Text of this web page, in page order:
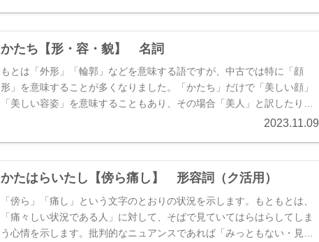
すが、建物や風景などに用いると（３）の意味になります。
かたち【形・容・貌】 名詞
もとは「外形」「輪郭」などを意味する語ですが、中古では特に「顔
形」を意味することが多くなりました。「かたち」だけで「美しい顔」
「美しい容姿」を意味することもあり、その場合「美人」と訳したりも
2023.11.09
かたはらいたし【傍ら痛し】 形容詞（ク活用）
「傍ら」「痛し」という文字のとおりの状況を示します。もともとは、
「痛々しい状況である人」に対して、そばで見ていてはらはらしてしま
う心情を示します。批判的なニュアンスであれば「みっともない・見苦